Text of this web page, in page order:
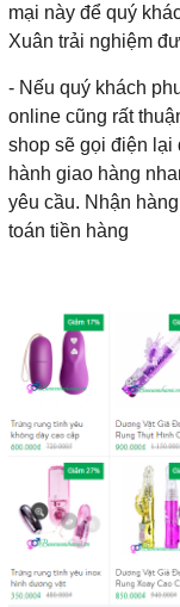
mại này để quý
Xuân trải nghiệm
- Nếu quý khách
online cũng rất
shop sẽ gọi điện lại
hành giao hàng
yêu cầu. Nhận
toán tiền hàng